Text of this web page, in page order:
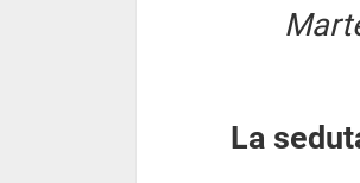
La